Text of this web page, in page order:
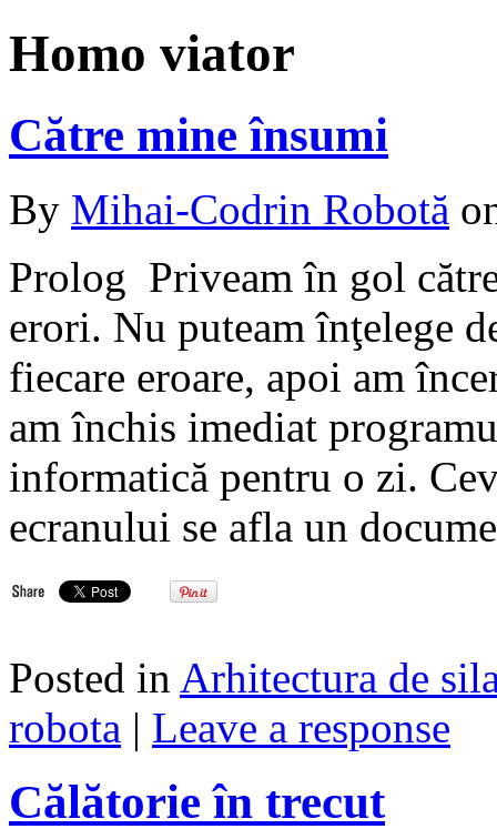
Homo viator
Către mine însumi
By Mihai-Codrin Robotă
Prolog Priveam în gol
erori. Nu puteam înţelege
fiecare eroare, apoi am
am închis imediat
informatică pentru o zi.
ecranului se afla un
Posted in Arhitectura de
robota | Leave a response
Călătorie în trecut